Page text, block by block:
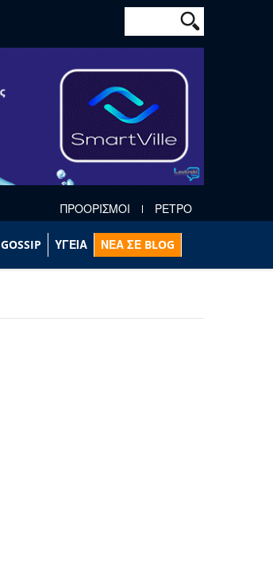
Φόρμα
Αναζήτηση
ΠΡΟΟΡΙΣΜΟΙ ΡΕΤΡΟ
GOSSIP ΥΓΕΙΑ ΝΕΑ ΣΕ BLOG